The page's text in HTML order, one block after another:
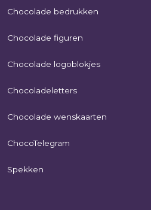
Chocolade bedrukken
Chocolade figuren
Chocolade logoblokjes
Chocoladeletters
Chocolade wenskaarten
ChocoTelegram
Spekken